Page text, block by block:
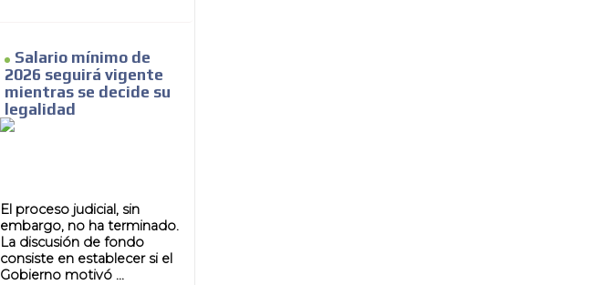
Salario mínimo de
2026 seguirá vigente
mientras se decide su
legalidad
El proceso judicial, sin
embargo, no ha terminado.
La discusión de fondo
consiste en establecer si el
Gobierno motivó ...